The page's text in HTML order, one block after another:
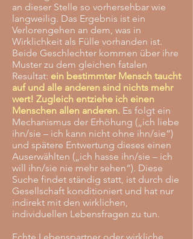
an dieser Stelle so vorhersehbar wie
langweilig. Das Ergebnis ist ein
Verlorengehen an dem, was in
Wirklichkeit als Fülle vorhanden ist.
Beide Geschlechter kommen über ihre
Muster zu dem gleichen fatalen
Resultat: ein bestimmter Mensch taucht
auf und alle anderen sind nichts mehr
wert! Zugleich entziehe ich einen
Menschen allen anderen. Es folgt ein
Mechanismus der Erhöhung („ich liebe
ihn/sie – ich kann nicht ohne ihn/sie“)
und spätere Entwertung dieses einen
Auserwählten („ich hasse ihn/sie – ich
will ihn/sie nie mehr sehen“). Diese
Suche findet ständig statt, ist durch die
Gesellschaft konditioniert und hat nur
indirekt mit den wirklichen,
individuellen Lebensfragen zu tun.